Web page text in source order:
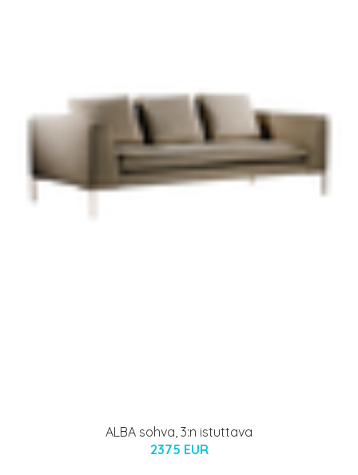
ALBA sohva, 3:n istuttava
2375 EUR